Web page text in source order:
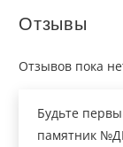
Отзывы
Отзывов пока
Будьте
памятник